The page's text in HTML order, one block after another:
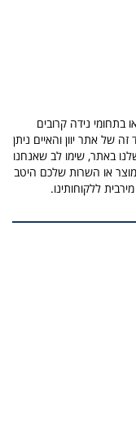
נידה קרובים
של אתר יוון והאיים ניתן
באתר, שימו לב שאנחנו
או השרות שלכם היטב
ללקוחותינו.